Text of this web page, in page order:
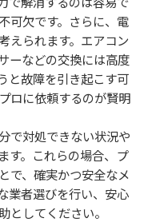
可欠です。さらに、電
えられます。エアコン
ーなどの交換には高度
と故障を引き起こす可
ロに依頼するのが賢明
で対処できない状況や
す。これらの場合、プ
で、確実かつ安全なメ
業者選びを行い、安心
としてください。